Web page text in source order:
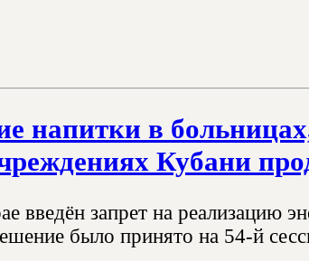
напитки в
Кубани
введён запрет на реализацию
было принято на 54-й